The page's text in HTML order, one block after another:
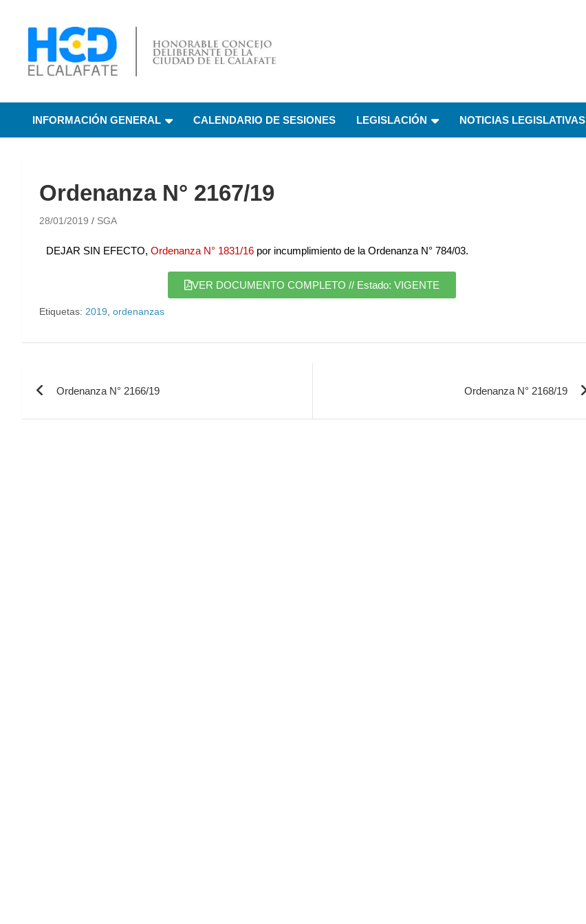
Honorable Concejo
Deliberante de El
INFORMACIÓN GENERAL CALENDARIO DE SESIONES LEGISLACIÓN NOTICIAS LEGISLATIVAS
Ordenanza N° 2167/19
28/01/2019 SGA
DEJAR SIN EFECTO, Ordenanza N° 1831/16 por incumplimiento de la Ordenanza N° 784/03.
VER DOCUMENTO COMPLETO // Estado: VIGENTE
Etiquetas: 2019, ordenanzas
Ordenanza N° 2166/19 Ordenanza N° 2168/19